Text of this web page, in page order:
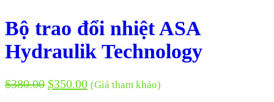
Bộ trao đổi nhiệt ASA
Hydraulik Technology
$380.00 $350.00 (Giá tham khảo)